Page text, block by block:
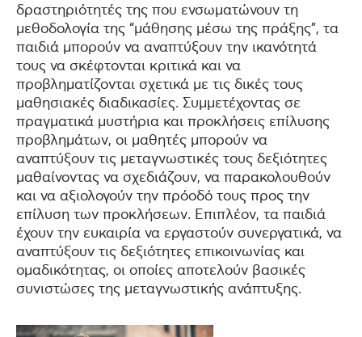
δραστηριότητές της που ενσωματώνουν τη
μεθοδολογία της “μάθησης μέσω της πράξης”, τα
παιδιά μπορούν να αναπτύξουν την ικανότητά
τους να σκέφτονται κριτικά και να
προβληματίζονται σχετικά με τις δικές τους
μαθησιακές διαδικασίες. Συμμετέχοντας σε
πραγματικά μυστήρια και προκλήσεις επίλυσης
προβλημάτων, οι μαθητές μπορούν να
αναπτύξουν τις μεταγνωστικές τους δεξιότητες
μαθαίνοντας να σχεδιάζουν, να παρακολουθούν
και να αξιολογούν την πρόοδό τους προς την
επίλυση των προκλήσεων. Επιπλέον, τα παιδιά
έχουν την ευκαιρία να εργαστούν συνεργατικά, να
αναπτύξουν τις δεξιότητες επικοινωνίας και
ομαδικότητας, οι οποίες αποτελούν βασικές
συνιστώσες της μεταγνωστικής ανάπτυξης.